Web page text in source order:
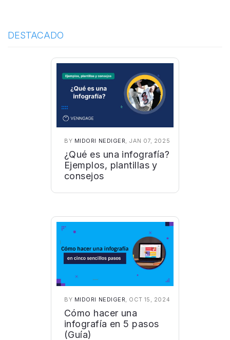
DESTACADO
BY MIDORI NEDIGER, JAN 07, 2025
¿Qué es una infografía?
Ejemplos, plantillas y
consejos
BY MIDORI NEDIGER, OCT 15, 2024
Cómo hacer una
infografía en 5 pasos
(Guía)